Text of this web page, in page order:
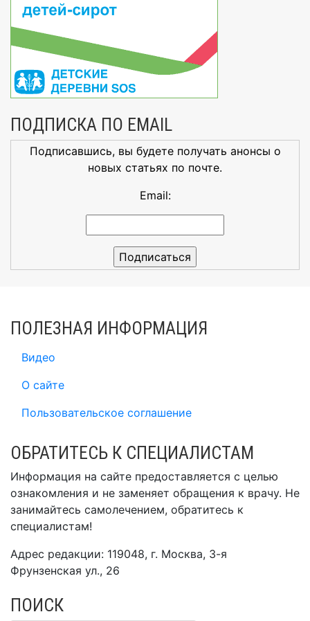
ПОДПИСКА ПО EMAIL
Подписавшись, вы будете получать анонсы о
новых статьях по почте.
Email:
ПОЛЕЗНАЯ ИНФОРМАЦИЯ
Видео
О сайте
Пользовательское соглашение
ОБРАТИТЕСЬ К СПЕЦИАЛИСТАМ
Информация на сайте предоставляется с целью
ознакомления и не заменяет обращения к врачу. Не
занимайтесь самолечением, обратитесь к
специалистам!
Адрес редакции: 119048, г. Москва, 3-я
Фрунзенская ул., 26
ПОИСК